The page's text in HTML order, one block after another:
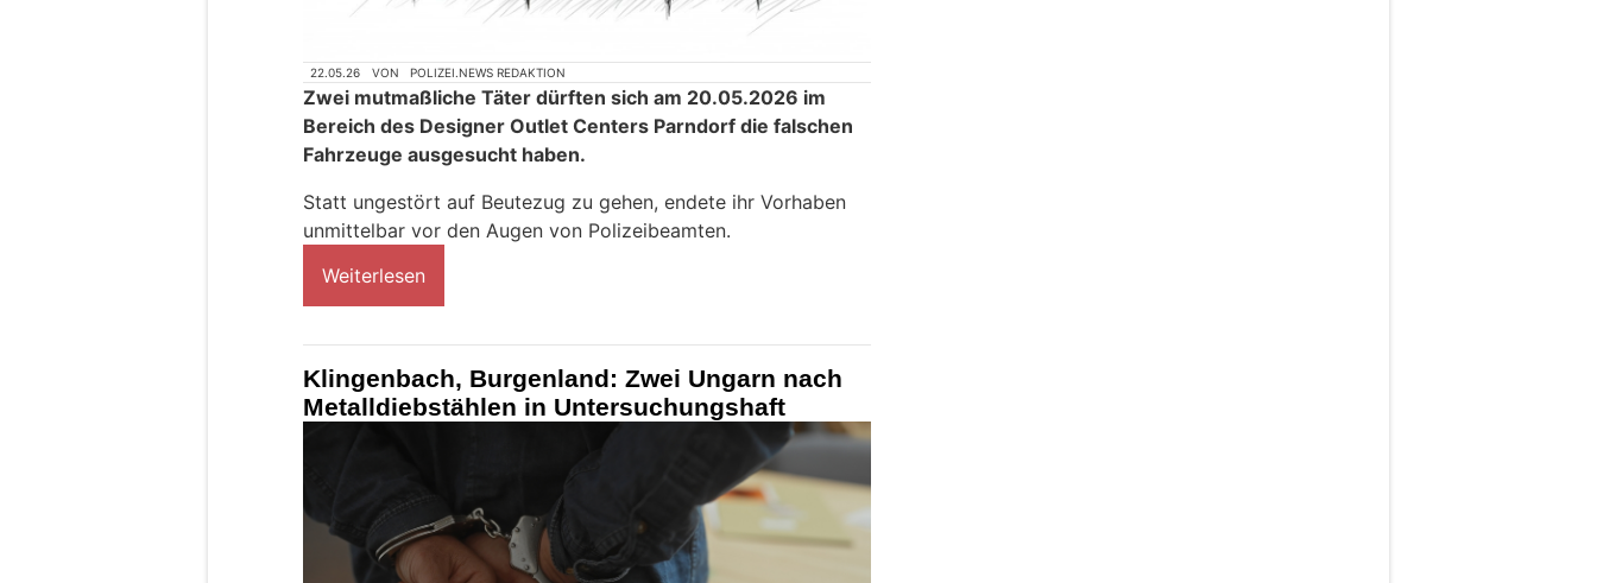
22.05.26 VON POLIZEI.NEWS REDAKTION
Zwei mutmaßliche Täter dürften sich am 20.05.2026 im
Bereich des Designer Outlet Centers Parndorf die falschen
Fahrzeuge ausgesucht haben.
Statt ungestört auf Beutezug zu gehen, endete ihr Vorhaben
unmittelbar vor den Augen von Polizeibeamten.
Weiterlesen
Klingenbach, Burgenland: Zwei Ungarn nach
Metalldiebstählen in Untersuchungshaft